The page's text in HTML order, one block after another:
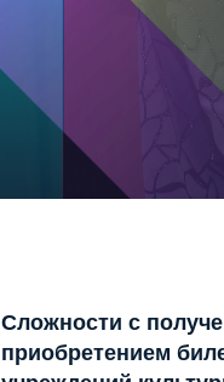
Сложности с
приобретением